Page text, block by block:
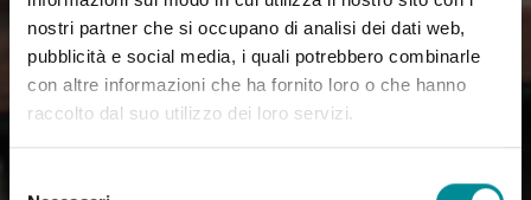
nostri partner che si occupano di analisi dei dati web,
pubblicità e social media, i quali potrebbero combinarle
con altre informazioni che ha fornito loro o che hanno
raccolto dal suo utilizzo dei loro servizi.